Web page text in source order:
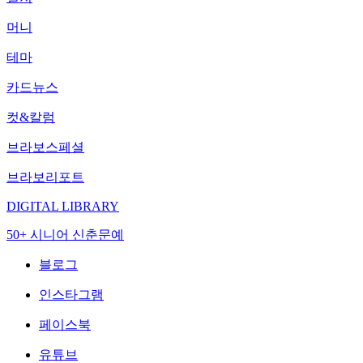
머니
테마
카드뉴스
컷&칼럼
브라보스페셜
브라보리포트
DIGITAL LIBRARY
50+ 시니어 신춘문예
블로그
인스타그램
페이스북
유튜브